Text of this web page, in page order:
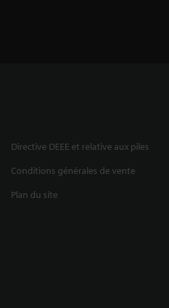
Directive DEEE et relative aux piles
Conditions générales de vente
Plan du site